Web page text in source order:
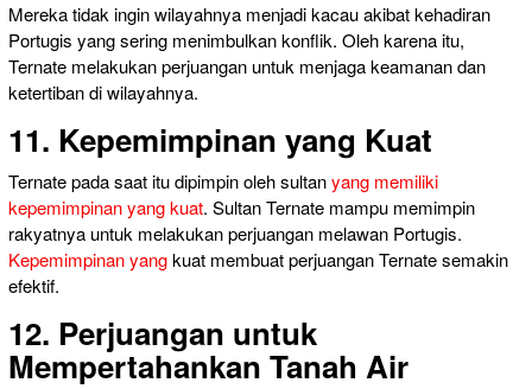
Mereka tidak ingin wilayahnya menjadi kacau akibat kehadiran
Portugis yang sering menimbulkan konflik. Oleh karena itu,
Ternate melakukan perjuangan untuk menjaga keamanan dan
ketertiban di wilayahnya.
11. Kepemimpinan yang Kuat
Ternate pada saat itu dipimpin oleh sultanyang memiliki
kepemimpinan yang kuat. Sultan Ternate mampu memimpin
rakyatnya untuk melakukan perjuangan melawan Portugis.
Kepemimpinan yangkuat membuat perjuangan Ternate semakin
efektif.
12. Perjuangan untuk
Mempertahankan Tanah Air